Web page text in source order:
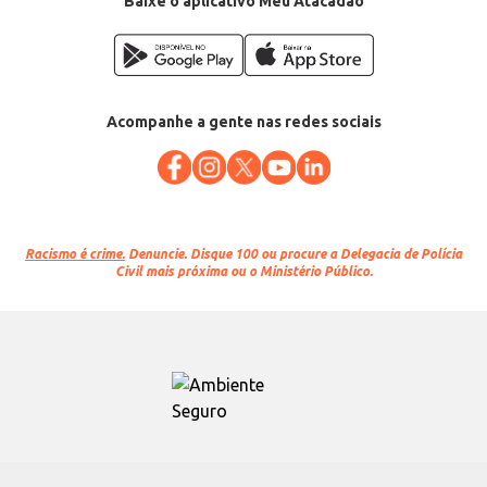
Acompanhe a gente nas redes sociais
Racismo é crime. Denuncie. Disque 100 ou procure a Delegacia de Polícia
Civil mais próxima ou o Ministério Público.